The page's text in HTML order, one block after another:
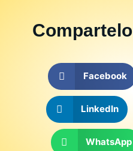
Compartelo
Facebook
LinkedIn
WhatsApp